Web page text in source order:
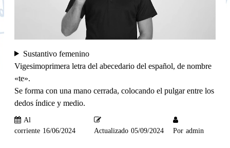
Sustantivo femenino
Vigesimoprimera letra del abecedario del español, de nombre
«te».
Se forma con una mano cerrada, colocando el pulgar entre los
dedos índice y medio.
Al
corriente 16/06/2024 Actualizado 05/09/2024 Por admin